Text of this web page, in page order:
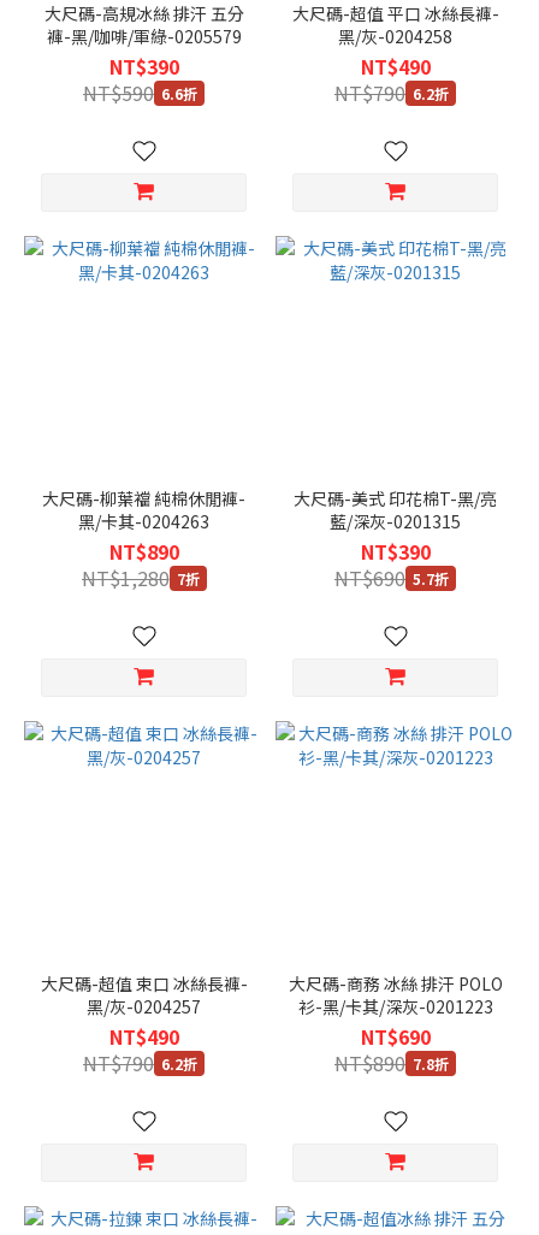
大尺碼-高規冰絲 排汗 五分
褲-黑/咖啡/軍綠-0205579
NT$390
NT$590 6.6折
大尺碼-超值 平口 冰絲長褲-
黑/灰-0204258
NT$490
NT$790 6.2折
大尺碼-柳葉襠 純棉休閒褲-
黑/卡其-0204263
NT$890
NT$1,280 7折
大尺碼-美式 印花棉T-黑/亮
藍/深灰-0201315
NT$390
NT$690 5.7折
大尺碼-超值 束口 冰絲長褲-
黑/灰-0204257
NT$490
NT$790 6.2折
大尺碼-商務 冰絲 排汗 POLO
衫-黑/卡其/深灰-0201223
NT$690
NT$890 7.8折